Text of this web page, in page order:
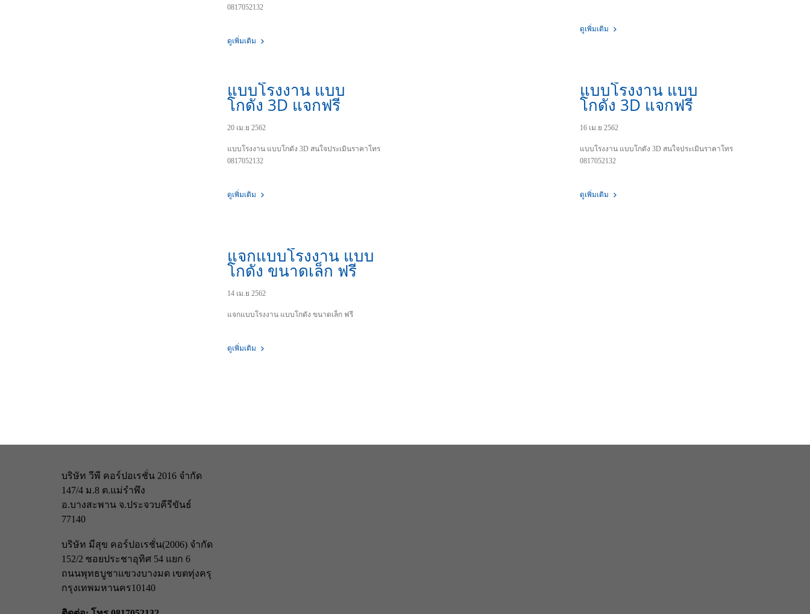
0817052132
ดูเพิ่มเติม
ดูเพิ่มเติม
แบบโรงงาน แบบ
โกดัง 3D แจกฟรี
20 เม.ย 2562
แบบโรงงาน แบบโกดัง 3D สนใจประเมินราคาโทร
0817052132
ดูเพิ่มเติม
แบบโรงงาน แบบ
โกดัง 3D แจกฟรี
16 เม.ย 2562
แบบโรงงาน แบบโกดัง 3D สนใจประเมินราคาโทร
0817052132
ดูเพิ่มเติม
แจกแบบโรงงาน แบบ
โกดัง ขนาดเล็ก ฟรี
14 เม.ย 2562
แจกแบบโรงงาน แบบโกดัง ขนาดเล็ก ฟรี
ดูเพิ่มเติม
บริษัท วีพี คอร์ปอเรชั่น 2016 จำกัด
147/4 ม.8 ต.แม่รำพึง
อ.บางสะพาน จ.ประจวบคีรีขันธ์
77140
บริษัท มีสุข คอร์ปอเรชั่น(2006) จำกัด
152/2 ซอยประชาอุทิศ 54 แยก 6
ถนนพุทธบูชาแขวงบางมด เขตทุ่งครุ
กรุงเทพมหานคร10140